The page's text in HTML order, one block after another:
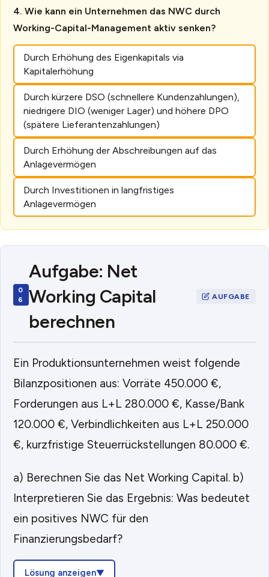
Wie kann ein Unternehmen das NWC durch
Working-Capital-Management aktiv senken?
Durch Erhöhung des Eigenkapitals via
Kapitalerhöhung
Durch kürzere DSO (schnellere Kundenzahlungen),
niedrigere DIO (weniger Lager) und höhere DPO
(spätere Lieferantenzahlungen)
Durch Erhöhung der Abschreibungen auf das
Anlagevermögen
Durch Investitionen in langfristiges
Anlagevermögen
Aufgabe: Net
Working Capital
berechnen
Ein Produktionsunternehmen weist folgende
Bilanzpositionen aus: Vorräte 450.000 €,
Forderungen aus L+L 280.000 €, Kasse/Bank
120.000 €, Verbindlichkeiten aus L+L 250.000
€, kurzfristige Steuerrückstellungen 80.000 €.
a) Berechnen Sie das Net Working Capital. b)
Interpretieren Sie das Ergebnis: Was bedeutet
ein positives NWC für den
Finanzierungsbedarf?
Lösung anzeigen